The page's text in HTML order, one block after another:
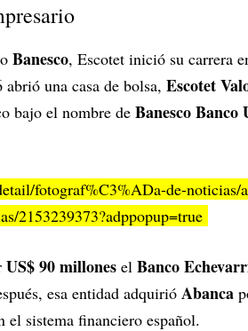
Banesco, Escotet inició su carrera
una casa de bolsa, Escotet
bajo el nombre de Banesco Banco
fotograf%C3%ADa-de-noticias/
2153239373?adppopup=true
US$ 90 millones el Banco
esa entidad adquirió Abanca
el sistema financiero español.